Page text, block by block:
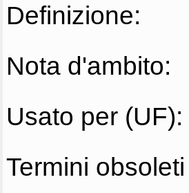
Definizione:
Nota d'ambito:
Usato per (UF):
Termini